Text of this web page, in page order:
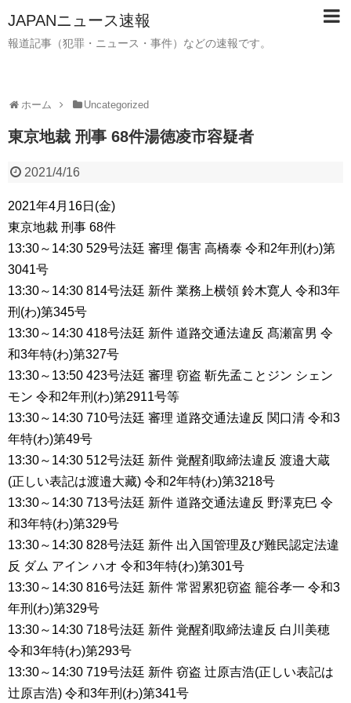
JAPANニュース速報
報道記事（犯罪・ニュース・事件）などの速報です。
ホーム Uncategorized
東京地裁 刑事 68件湯徳凌市容疑者
2021/4/16
2021年4月16日(金)
東京地裁 刑事 68件
13:30～14:30 529号法廷 審理 傷害 高橋泰 令和2年刑(わ)第
3041号
13:30～14:30 814号法廷 新件 業務上横領 鈴木寛人 令和3年
刑(わ)第345号
13:30～14:30 418号法廷 新件 道路交通法違反 髙瀬富男 令
和3年特(わ)第327号
13:30～13:50 423号法廷 審理 窃盗 靳先孟ことジン シェン
モン 令和2年刑(わ)第2911号等
13:30～14:30 710号法廷 審理 道路交通法違反 関口清 令和3
年特(わ)第49号
13:30～14:30 512号法廷 新件 覚醒剤取締法違反 渡邉大蔵
(正しい表記は渡邉大藏) 令和2年特(わ)第3218号
13:30～14:30 713号法廷 新件 道路交通法違反 野澤克巳 令
和3年特(わ)第329号
13:30～14:30 828号法廷 新件 出入国管理及び難民認定法違
反 ダム アイン ハオ 令和3年特(わ)第301号
13:30～14:30 816号法廷 新件 常習累犯窃盗 籠谷孝一 令和3
年刑(わ)第329号
13:30～14:30 718号法廷 新件 覚醒剤取締法違反 白川美穂
令和3年特(わ)第293号
13:30～14:30 719号法廷 新件 窃盗 辻原吉浩(正しい表記は
辻原吉浩) 令和3年刑(わ)第341号